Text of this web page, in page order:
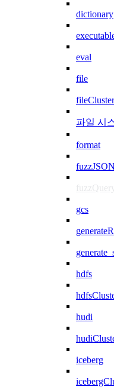
dictionary
eval
file
fileCluster
파일 시
format
fuzzJSON
fuzzQuery
gcs
hdfs
hudi
iceberg